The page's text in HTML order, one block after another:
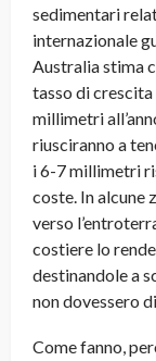
sedimentari
internazionale
Australia stima
tasso di
millimetri
riusciranno a
i 6-7 millimetri
coste. In alcune
verso
costiere lo
destinandole a
non dovessero
Come fanno,